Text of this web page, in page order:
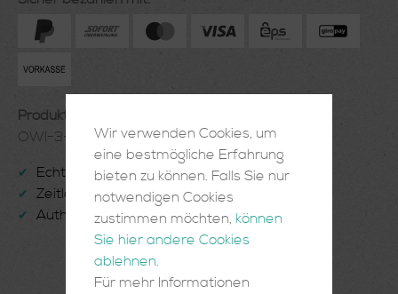
Produktnummer:
OWI-3-07-31
✔ Echte Handarbeit
✔ Zeitlose Einrichtungsgegenstände
✔ Authentisch und Einzigartig
Wir verwenden Cookies, um
eine bestmögliche Erfahrung
bieten zu können. Falls Sie nur
notwendigen Cookies
zustimmen möchten, können
Sie hier andere Cookies
ablehnen.
Für mehr Informationen